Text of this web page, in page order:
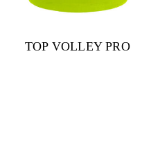
TOP VOLLEY PRO